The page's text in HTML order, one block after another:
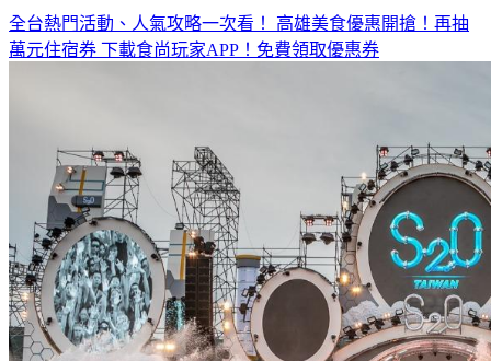
全台熱門活動、人氣攻略一次看！ 高雄美食優惠開搶！再抽
萬元住宿券 下載食尚玩家APP！免費領取優惠券